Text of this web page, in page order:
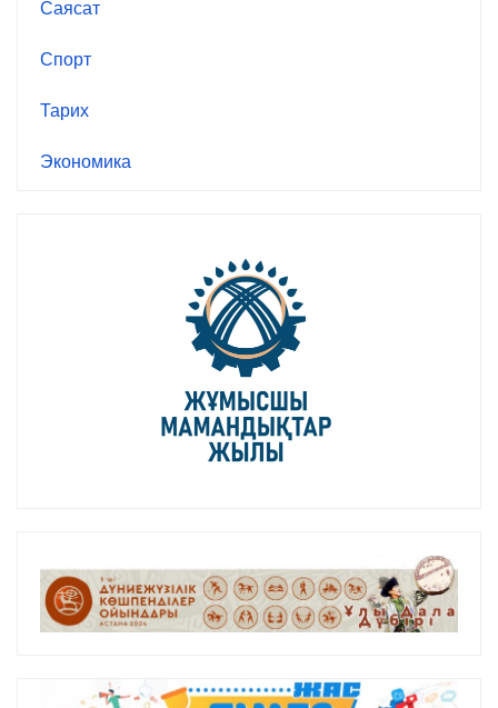
Саясат
Спорт
Тарих
Экономика